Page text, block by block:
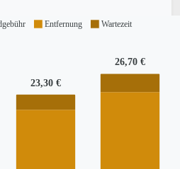
23,30 €
26,70 €
Entfernung Wartezeit